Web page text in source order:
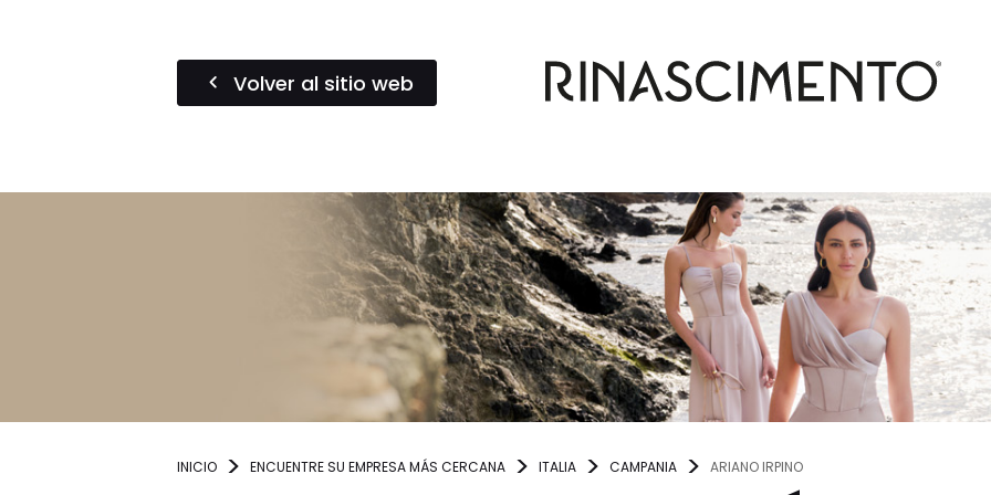
Volver al sitio web
INICIO ENCUENTRE SU EMPRESA MÁS CERCANA ITALIA CAMPANIA ARIANO IRPINO